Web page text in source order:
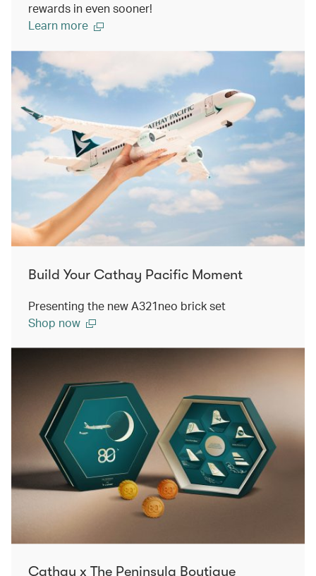
rewards in even sooner!
Learn more
Build Your Cathay Pacific Moment
Presenting the new A321neo brick set
Shop now
Cathay x The Peninsula Boutique